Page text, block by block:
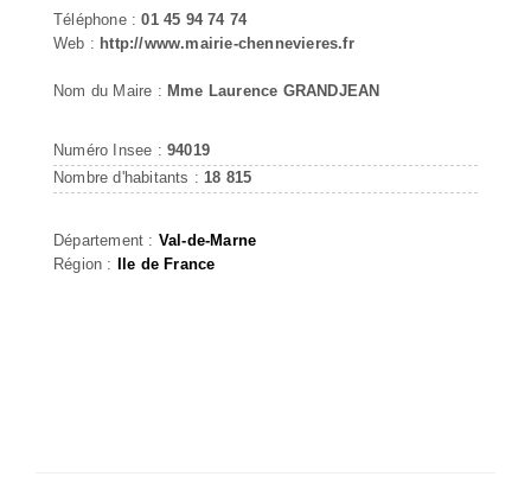
Téléphone :01 45 94 74 74
Web : http://www.mairie-chennevieres.fr
Nom du Maire : Mme Laurence GRANDJEAN
Numéro Insee : 94019
Nombre d'habitants : 18 815
Département : Val-de-Marne
Région : Ile de France